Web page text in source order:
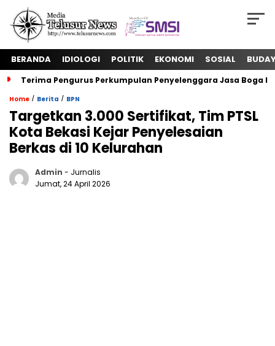
BERANDA IDIOLOGI POLITIK EKONOMI SOSIAL
Terima Pengurus Perkumpulan Penyelenggara Jasa Boga
Home / Berita / BPN
‎Targetkan 3.000 Sertifikat, Tim PTSL
Kota Bekasi Kejar Penyelesaian
Berkas di 10 Kelurahan
Admin - Jurnalis
Jumat, 24 April 2026